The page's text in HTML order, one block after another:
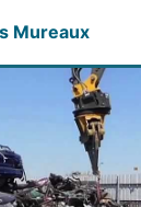
Mureaux